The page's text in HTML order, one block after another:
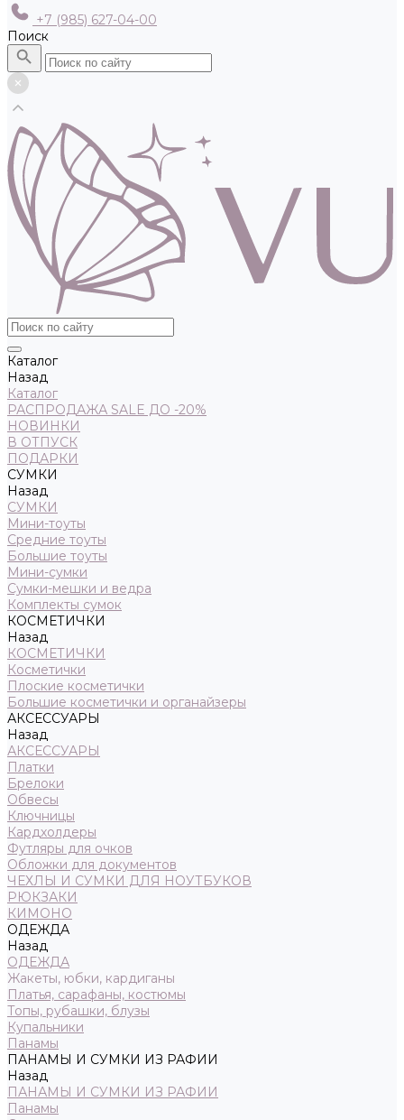
+7 (985) 627-04-00
Поиск
Каталог
Назад
Каталог
РАСПРОДАЖА SALE ДО -20%
НОВИНКИ
В ОТПУСК
ПОДАРКИ
СУМКИ
Назад
СУМКИ
Мини-тоуты
Средние тоуты
Большие тоуты
Мини-сумки
Сумки-мешки и ведра
Комплекты сумок
КОСМЕТИЧКИ
Назад
КОСМЕТИЧКИ
Косметички
Плоские косметички
Большие косметички и органайзеры
АКСЕССУАРЫ
Назад
АКСЕССУАРЫ
Платки
Брелоки
Обвесы
Ключницы
Кардхолдеры
Футляры для очков
Обложки для документов
ЧЕХЛЫ И СУМКИ ДЛЯ НОУТБУКОВ
РЮКЗАКИ
КИМОНО
ОДЕЖДА
Назад
ОДЕЖДА
Жакеты, юбки, кардиганы
Платья, сарафаны, костюмы
Топы, рубашки, блузы
Купальники
Панамы
ПАНАМЫ И СУМКИ ИЗ РАФИИ
Назад
ПАНАМЫ И СУМКИ ИЗ РАФИИ
Панамы